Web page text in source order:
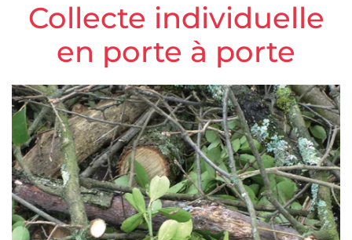
Collecte individuelle
en porte à porte